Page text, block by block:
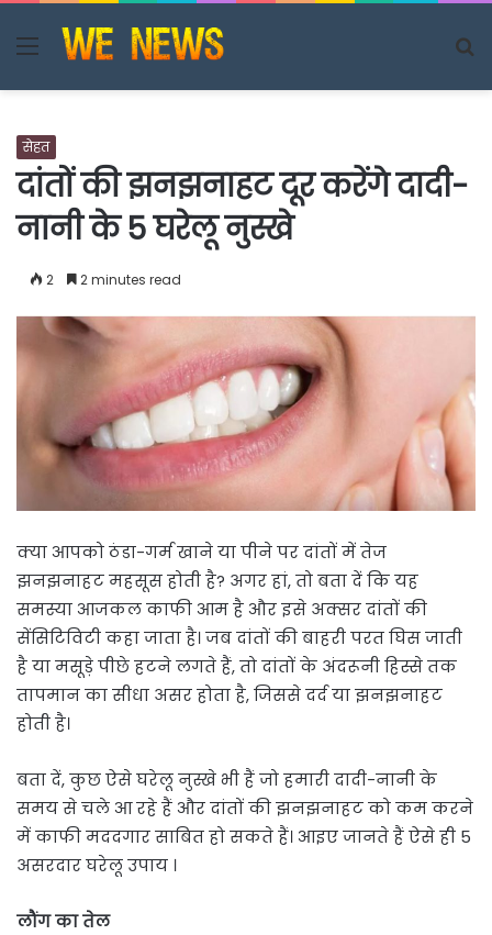
Menu
सेहत
दांतों की झनझनाहट दूर करेंगे दादी-
नानी के 5 घरेलू नुस्खे
2 2 minutes read
क्या आपको ठंडा-गर्म खाने या पीने पर दांतों में तेज
झनझनाहट महसूस होती है? अगर हां, तो बता दें कि यह
समस्या आजकल काफी आम है और इसे अक्सर दांतों की
सेंसिटिविटी कहा जाता है। जब दांतों की बाहरी परत घिस जाती
है या मसूड़े पीछे हटने लगते हैं, तो दांतों के अंदरूनी हिस्से तक
तापमान का सीधा असर होता है, जिससे दर्द या झनझनाहट
होती है।
बता दें, कुछ ऐसे घरेलू नुस्खे भी हैं जो हमारी दादी-नानी के
समय से चले आ रहे हैं और दांतों की झनझनाहट को कम करने
में काफी मददगार साबित हो सकते हैं। आइए जानते हैं ऐसे ही 5
असरदार घरेलू उपाय ।
लौंग का तेल